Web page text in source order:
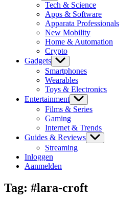
Tech & Science
Apps & Software
Apparata Professionals
New Mobility
Home & Automation
Crypto
Gadgets
Smartphones
Wearables
Toys & Electronics
Entertainment
Films & Series
Gaming
Internet & Trends
Guides & Reviews
Streaming
Inloggen
Aanmelden
Tag: #lara-croft